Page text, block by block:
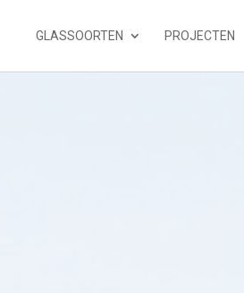
GLASSOORTEN PROJECTEN